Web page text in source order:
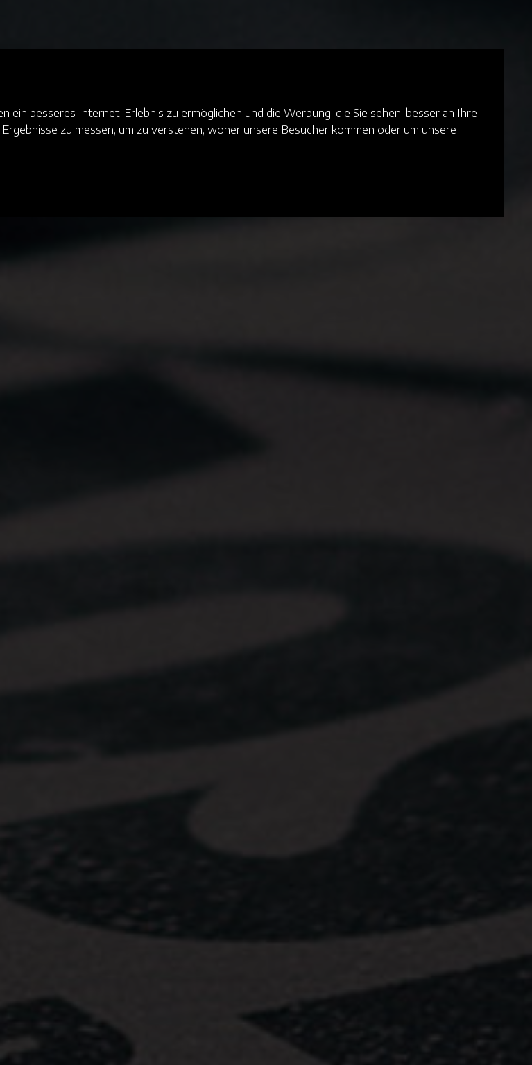
ein besseres Internet-Erlebnis zu ermöglichen und die Werbung, die Sie sehen, besser an Ihre
zu messen, um zu verstehen, woher unsere Besucher kommen oder um unsere